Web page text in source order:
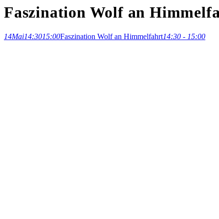
Faszination Wolf an
14Mai14:3015:00Faszination Wolf an Himmelfahrt14:30 - 15:00